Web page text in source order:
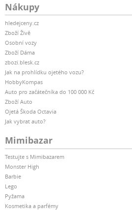
Nákupy
hledejceny.cz
Zboží Živě
Osobní vozy
Zboží Dáma
zbozi.blesk.cz
Jak na prohlídku ojetého vozu?
HobbyKompas
Auto pro začátečníka do 100 000 Kč
Zboží Auto
Ojetá Škoda Octavia
Jak vybrat auto?
Mimibazar
Testujte s Mimibazarem
Monster High
Barbie
Lego
Pyžama
Kosmetika a parfémy